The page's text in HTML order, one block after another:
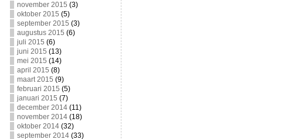
november 2015 (3)
oktober 2015 (5)
september 2015 (3)
augustus 2015 (6)
juli 2015 (6)
juni 2015 (13)
mei 2015 (14)
april 2015 (8)
maart 2015 (9)
februari 2015 (5)
januari 2015 (7)
december 2014(11)
november 2014(18)
oktober 2014(32)
september 2014(33)